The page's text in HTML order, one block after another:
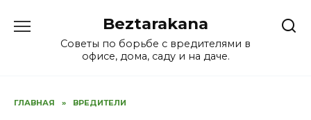
содержанию
Beztarakana
Советы по борьбе с вредителями в
офисе, дома, саду и на даче.
ГЛАВНАЯ » ВРЕДИТЕЛИ